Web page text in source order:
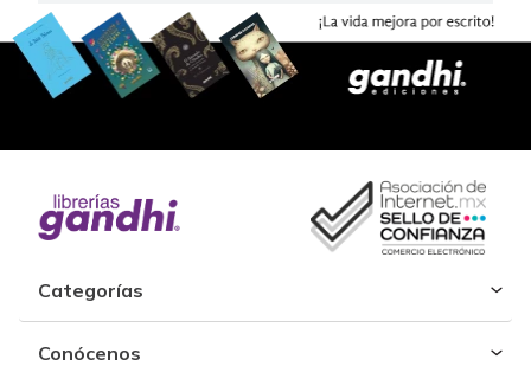
Categorías
Conócenos